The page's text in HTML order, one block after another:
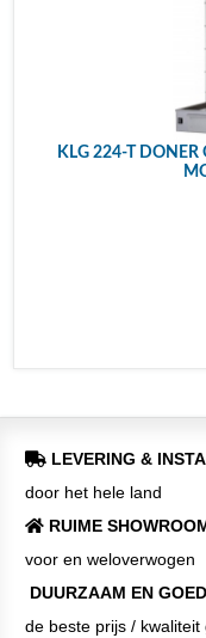
KLG 224-T DONER
LEVERING &
door het hele land
RUIME
voor en weloverwogen
DUURZAAM EN
de beste prijs / kwaliteit